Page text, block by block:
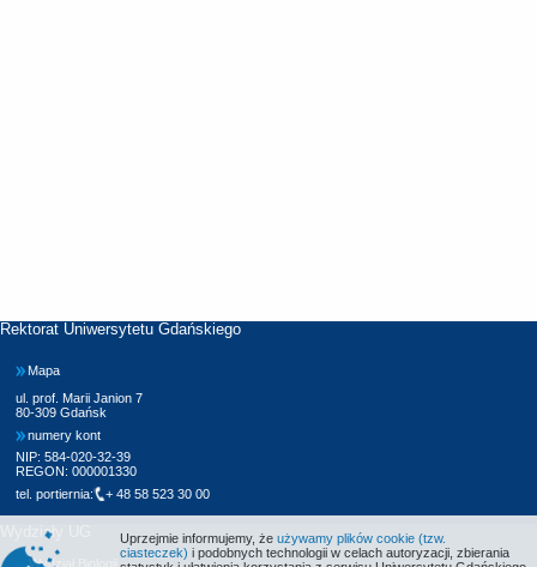
Rektorat Uniwersytetu Gdańskiego
Mapa
ul. prof. Marii Janion 7
80-309 Gdańsk
numery kont
NIP: 584-020-32-39
REGON: 000001330
tel. portiernia:
+ 48 58 523 30 00
Wydziały UG
Wydział Biologii
Uprzejmie informujemy, że używamy plików cookie (tzw.
ciasteczek) i podobnych technologii w celach autoryzacji, zbierania